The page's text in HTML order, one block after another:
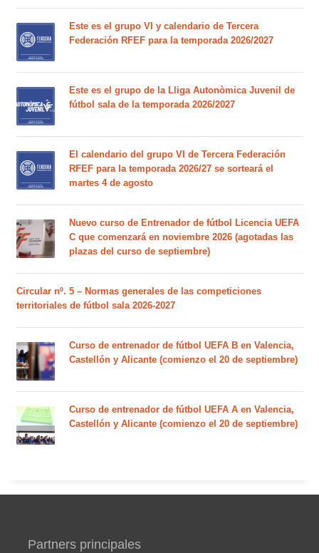
Este es el grupo VI y calendario de Tercera
Federación RFEF para la temporada 2026/2027
Este es el grupo de la Lliga Autonòmica Juvenil de
fútbol sala de la temporada 2026/2027
El calendario del grupo VI de Tercera Federación
RFEF para la temporada 2026/27 se sorteará el
martes 4 de agosto
Nuevo curso de Entrenador de fútbol Licencia UEFA
C que comenzará en noviembre 2026 (agotadas las
plazas del curso de septiembre)
Circular nº. 5 – Normas generales de las competiciones
territoriales de fútbol sala 2026-2027
Curso de entrenador de fútbol UEFA B en Valencia,
Castellón y Alicante (comienzo el 20 de septiembre)
Curso de entrenador de fútbol UEFA A en Valencia,
Castellón y Alicante (comienzo el 20 de septiembre)
Partners principales